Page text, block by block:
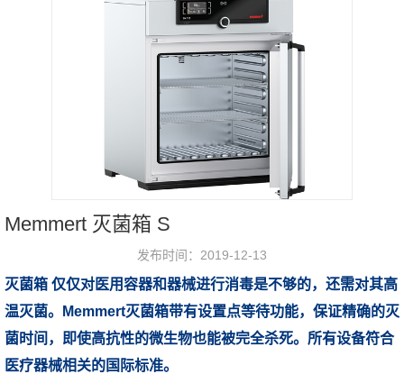
Memmert 灭菌箱 S
发布时间：2019-12-13
浏览次数：
灭菌箱 仅仅对医用容器和器械进行消毒是不够的，还需对其高
温灭菌。Memmert灭菌箱带有设置点等待功能，保证精确的灭
菌时间，即使高抗性的微生物也能被完全杀死。所有设备符合
医疗器械相关的国际标准。